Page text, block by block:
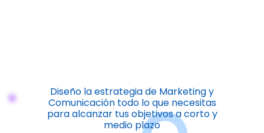
Diseño la estrategia de Marketing y
Comunicación todo lo que necesitas
para alcanzar tus objetivos a corto y
medio plazo